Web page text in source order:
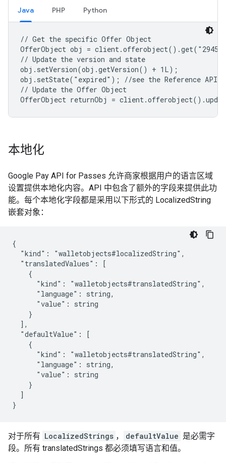
Java PHP Python
// Get the specific Offer Object
OfferObject obj =
// Update the version and state
obj.setVersion(obj.getVersion() + 1L);
obj.setState("expired"); //see the Reference
// Update the Offer Object
OfferObject returnObj =
本地化
Google Pay API for Passes 允许商家根据用户的语言区域
设置提供本地化内容。API 中包含了额外的字段来提供此功
能。每个本地化字段都是采用以下形式的 LocalizedString
嵌套对象：
{
  "kind": "walletobjects#localizedString",
  "translatedValues": [
    {
      "kind": "walletobjects#translatedString",
      "language": string,
      "value": string
    }
  ],
  "defaultValue": [
    {
      "kind": "walletobjects#translatedString",
      "language": string,
      "value": string
    }
  ]
}
对于所有 LocalizedStrings ， defaultValue 是必需字
段。所有 translatedStrings 都必须填写语言和值。